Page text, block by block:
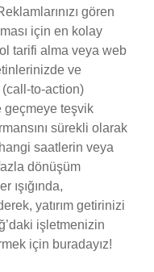
gören
için en kolay
tarifi alma veya web
ve
to-action)
geçmeye teşvik
sürekli olarak
saatlerin veya
dönüşüm
ışığında,
yatırım getirinizi
işletmenizin
için buradayız!